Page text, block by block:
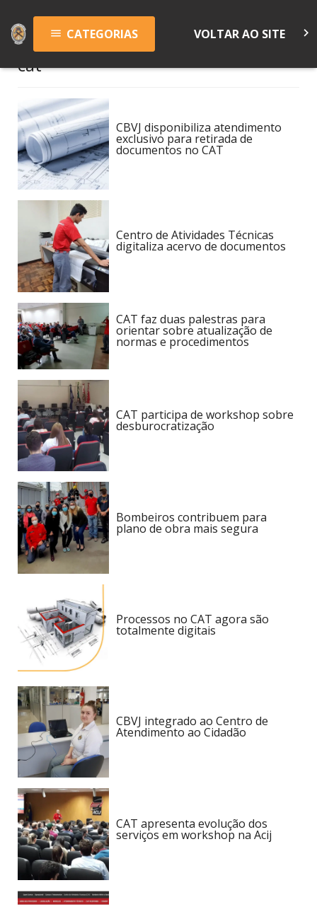
menu CATEGORIAS VOLTAR AO SITE keyboard_arrow_right
cat
CBVJ disponibiliza atendimento
exclusivo para retirada de
documentos no CAT
Centro de Atividades Técnicas
digitaliza acervo de documentos
CAT faz duas palestras para
orientar sobre atualização de
normas e procedimentos
CAT participa de workshop sobre
desburocratização
Bombeiros contribuem para
plano de obra mais segura
Processos no CAT agora são
totalmente digitais
CBVJ integrado ao Centro de
Atendimento ao Cidadão
CAT apresenta evolução dos
serviços em workshop na Acij